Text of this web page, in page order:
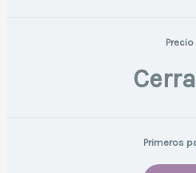
Precio
Primeros